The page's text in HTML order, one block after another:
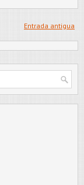
Entrada antigua